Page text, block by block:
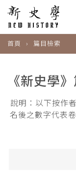
首頁 篇目檢索
《新史學
說明：以下按作
名後之數字代表